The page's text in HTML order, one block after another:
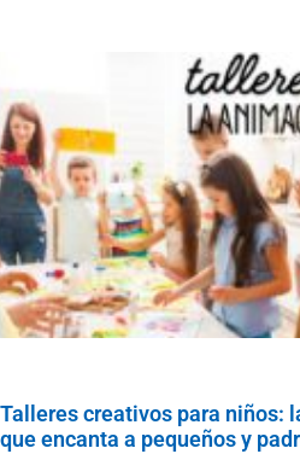
Talleres creativos para niños:
que encanta a pequeños y